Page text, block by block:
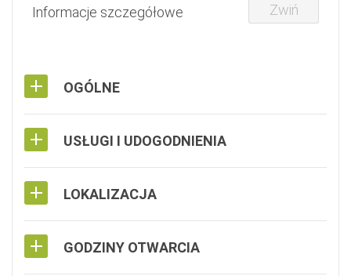
Informacje szczegółowe Zwiń
OGÓLNE
USŁUGI I UDOGODNIENIA
LOKALIZACJA
GODZINY OTWARCIA